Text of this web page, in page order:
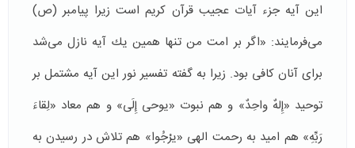
این آیه جزء آیات عجیب قرآن كریم است زیرا پیامبر (ص)
می‌فرمایند: «اگر بر امت من تنها همین یك آیه نازل می‌شد
برای آنان كافی بود. زیرا به گفته تفسیر نور این آیه مشتمل بر
توحید «إِلهٌ واحِدٌ» و هم نبوت «یوحى‏ إِلَی» و هم معاد «لِقاءَ
رَبِّهِ» هم امید به رحمت الهی «یرْجُوا» هم تلاش در رسیدن به